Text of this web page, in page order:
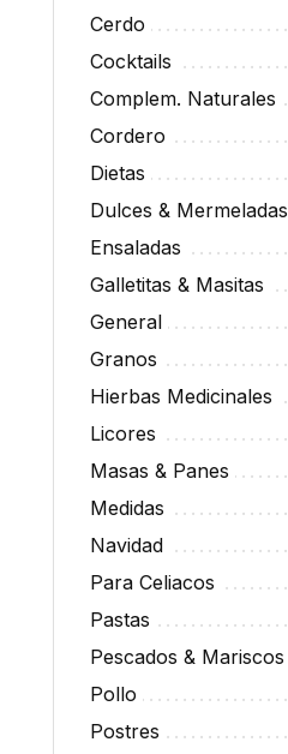
Cerdo
Cocktails
Complem. Naturales
Cordero
Dietas
Dulces & Mermeladas
Ensaladas
Galletitas & Masitas
General
Granos
Hierbas Medicinales
Licores
Masas & Panes
Medidas
Navidad
Para Celiacos
Pastas
Pescados & Mariscos
Pollo
Postres